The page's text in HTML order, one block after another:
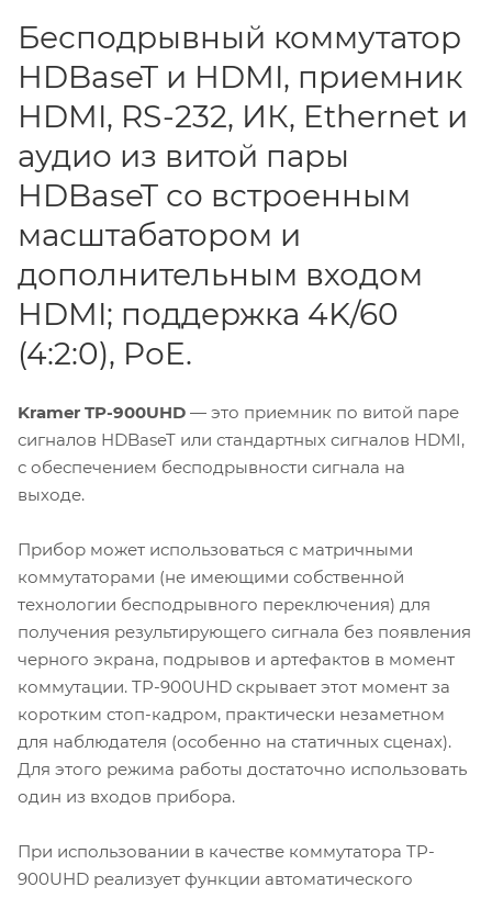
Бесподрывный коммутатор
HDBaseT и HDMI, приемник
HDMI, RS-232, ИК, Ethernet и
аудио из витой пары
HDBaseT со встроенным
масштабатором и
дополнительным входом
HDMI; поддержка 4K/60
(4:2:0), PоE.
Kramer TP-900UHD — это приемник по витой паре
сигналов HDBaseT или стандартных сигналов HDMI,
с обеспечением бесподрывности сигнала на
выходе.
Прибор может использоваться с матричными
коммутаторами (не имеющими собственной
технологии бесподрывного переключения) для
получения результирующего сигнала без появления
черного экрана, подрывов и артефактов в момент
коммутации. TP-900UHD скрывает этот момент за
коротким стоп-кадром, практически незаметном
для наблюдателя (особенно на статичных сценах).
Для этого режима работы достаточно использовать
один из входов прибора.
При использовании в качестве коммутатора TP-
900UHD реализует функции автоматического